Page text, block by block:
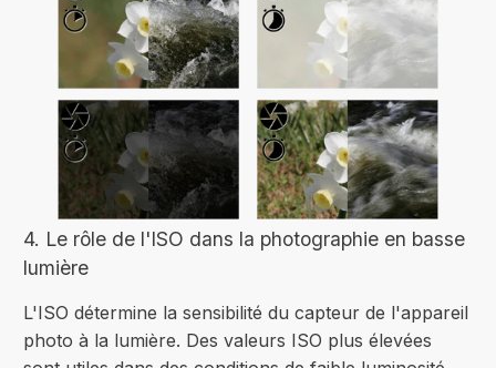
4. Le rôle de l'ISO dans la photographie en basse
lumière
L'ISO détermine la sensibilité du capteur de l'appareil
photo à la lumière. Des valeurs ISO plus élevées